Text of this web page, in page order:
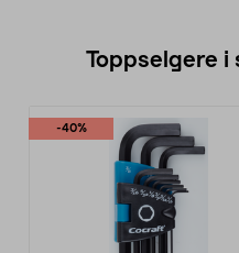
Toppselgere i
-40%